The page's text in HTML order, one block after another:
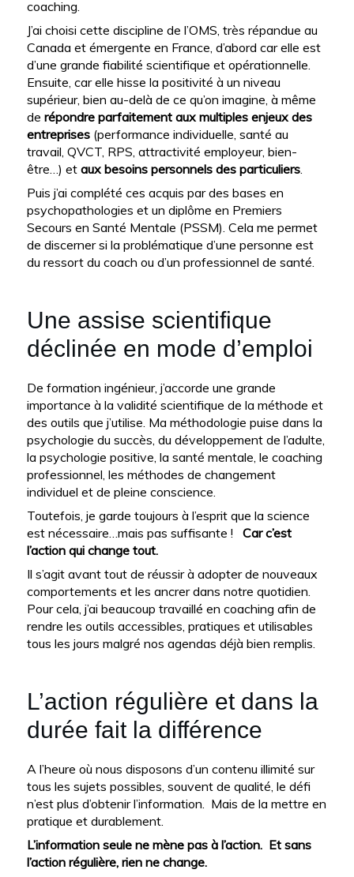
coaching.
J’ai choisi cette discipline de l’OMS, très répandue au
Canada et émergente en France, d’abord car elle est
d’une grande fiabilité scientifique et opérationnelle.
Ensuite, car elle hisse la positivité à un niveau
supérieur, bien au-delà de ce qu’on imagine, à même
de répondre parfaitement aux multiples enjeux des
entreprises(performance individuelle, santé au
travail, QVCT, RPS, attractivité employeur, bien-
être…) et aux besoins personnels des particuliers.
Puis j’ai complété ces acquis par des bases en
psychopathologies et un diplôme en Premiers
Secours en Santé Mentale (PSSM). Cela me permet
de discerner si la problématique d’une personne est
du ressort du coach ou d’un professionnel de santé.
Une assise scientifique
déclinée en mode d’emploi
De formation ingénieur, j’accorde une grande
importance à la validité scientifique de la méthode et
des outils que j’utilise. Ma méthodologie puise dans la
psychologie du succès, du développement de l’adulte,
la psychologie positive, la santé mentale, le coaching
professionnel, les méthodes de changement
individuel et de pleine conscience.
Toutefois, je garde toujours à l’esprit que la science
est nécessaire…mais pas suffisante ! Car c’est
l’action qui change tout.
Il s’agit avant tout de réussir à adopter de nouveaux
comportements et les ancrer dans notre quotidien.
Pour cela, j’ai beaucoup travaillé en coaching afin de
rendre les outils accessibles, pratiques et utilisables
tous les jours malgré nos agendas déjà bien remplis.
L’action régulière et dans la
durée fait la différence
A l’heure où nous disposons d’un contenu illimité sur
tous les sujets possibles, souvent de qualité, le défi
n’est plus d’obtenir l’information. Mais de la mettre en
pratique et durablement.
L’information seule ne mène pas à l’action. Et sans
l’action régulière, rien ne change.